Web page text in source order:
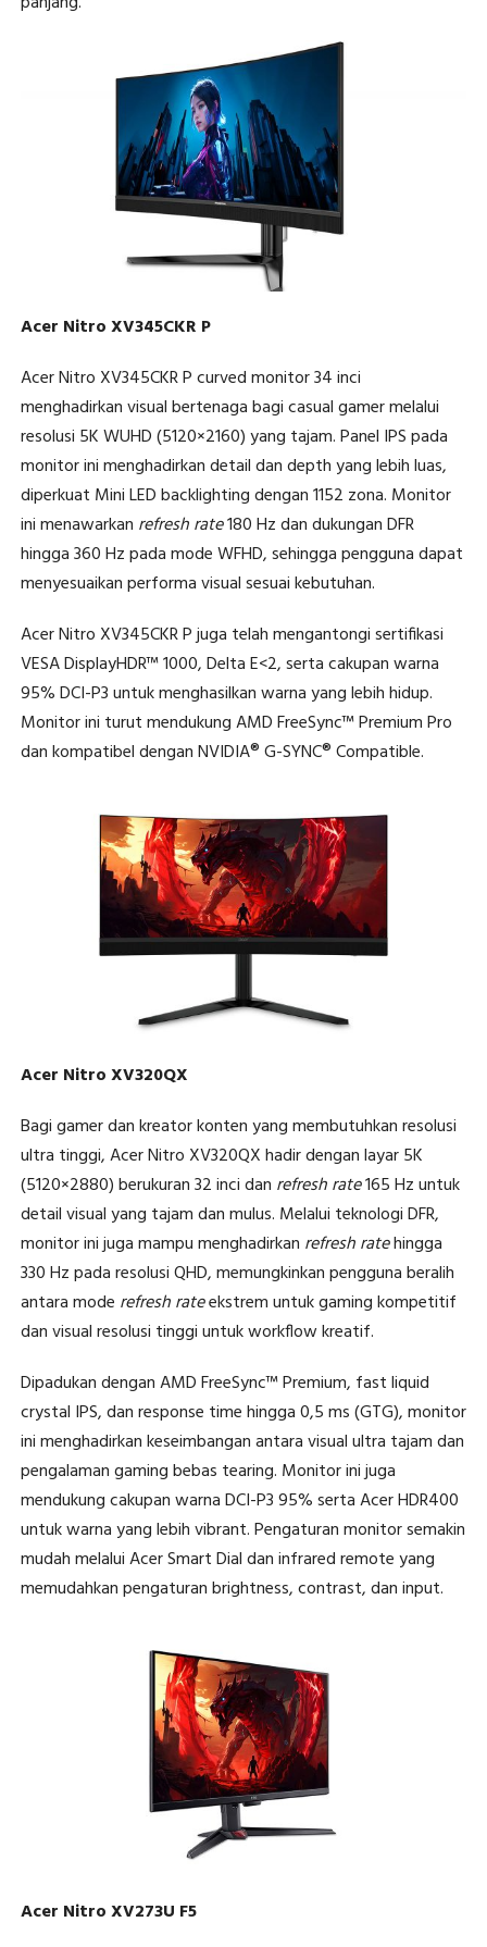
Acer Nitro XV345CKR P
Acer Nitro XV345CKR P curved monitor 34 inci
menghadirkan visual bertenaga bagi casual gamer melalui
resolusi 5K WUHD (5120×2160) yang tajam. Panel IPS pada
monitor ini menghadirkan detail dan depth yang lebih luas,
diperkuat Mini LED backlighting dengan 1152 zona. Monitor
ini menawarkan refresh rate180 Hz dan dukungan DFR
hingga 360 Hz pada mode WFHD, sehingga pengguna dapat
menyesuaikan performa visual sesuai kebutuhan.
Acer Nitro XV345CKR P juga telah mengantongi sertifikasi
VESA DisplayHDR™ 1000, Delta E<2, serta cakupan warna
95% DCI-P3 untuk menghasilkan warna yang lebih hidup.
Monitor ini turut mendukung AMD FreeSync™ Premium Pro
dan kompatibel dengan NVIDIA® G-SYNC® Compatible.
Acer Nitro XV320QX
Bagi gamer dan kreator konten yang membutuhkan resolusi
ultra tinggi, Acer Nitro XV320QX hadir dengan layar 5K
(5120×2880) berukuran 32 inci dan refresh rate165 Hz untuk
detail visual yang tajam dan mulus. Melalui teknologi DFR,
monitor ini juga mampu menghadirkan refresh ratehingga
330 Hz pada resolusi QHD, memungkinkan pengguna beralih
antara mode refresh rateekstrem untuk gaming kompetitif
dan visual resolusi tinggi untuk workflow kreatif.
Dipadukan dengan AMD FreeSync™ Premium, fast liquid
crystal IPS, dan response time hingga 0,5 ms (GTG), monitor
ini menghadirkan keseimbangan antara visual ultra tajam dan
pengalaman gaming bebas tearing. Monitor ini juga
mendukung cakupan warna DCI-P3 95% serta Acer HDR400
untuk warna yang lebih vibrant. Pengaturan monitor semakin
mudah melalui Acer Smart Dial dan infrared remote yang
memudahkan pengaturan brightness, contrast, dan input.
Acer Nitro XV273U F5